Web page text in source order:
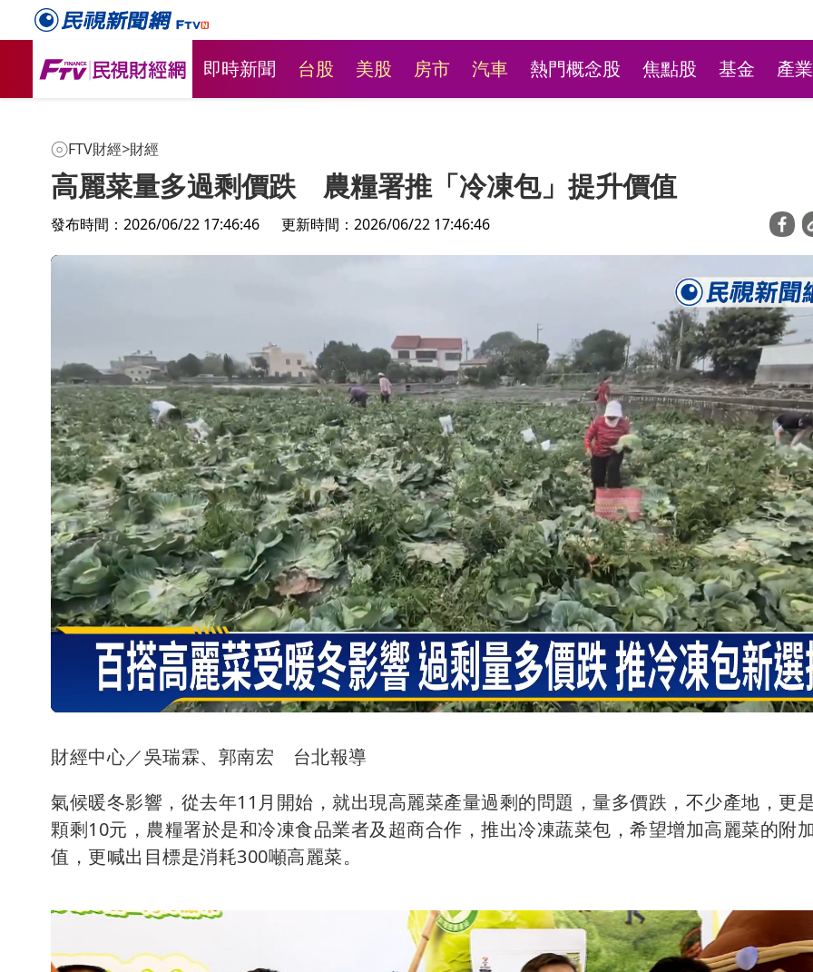
即時新聞 台股 美股 房市 汽車 熱門概念股 焦點股 基金 產
FTV財經>財經
高麗菜量多過剩價跌 農糧署推「冷凍包」提升價值
發布時間：2026/06/22 17:46:46 更新時間：2026/06/22 17:46:46
財經中心／吳瑞霖、郭南宏 台北報導
氣候暖冬影響，從去年11月開始，就出現高麗菜產量過剩的問題，量多價跌，不少產地，更
顆剩10元，農糧署於是和冷凍食品業者及超商合作，推出冷凍蔬菜包，希望增加高麗菜的附
值，更喊出目標是消耗300噸高麗菜。
盤! 從台股題材&基本面健檢!跌
深反彈是陷阱
變數？"美股選擇權"靈活布局
台股開高走低收跌170點
轉強機會？三條件找出